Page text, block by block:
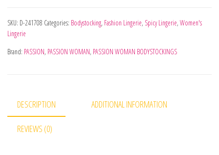
SKU: D-241708 Categories: Bodystocking, Fashion Lingerie, Spicy Lingerie, Women's
Lingerie
Brand: PASSION, PASSION WOMAN, PASSION WOMAN BODYSTOCKINGS
DESCRIPTION ADDITIONAL INFORMATION
REVIEWS (0)